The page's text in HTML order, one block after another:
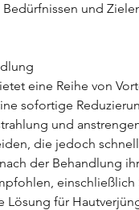
und
eine Reihe von
sofortige
und
die jedoch
der Behandlung
einschließlich
Lösung für